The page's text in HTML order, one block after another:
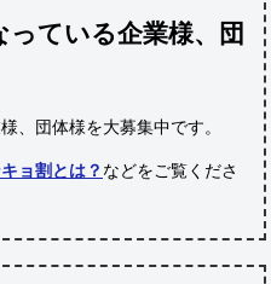
ている企業様、団
、団体様を大募集中です。
ョ割とは？ などをご覧くださ